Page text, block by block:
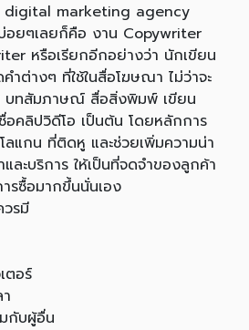
digital marketing agency
อยๆเลยก็คือ งาน Copywriter
หรือเรียกอีกอย่างว่า นักเขียน
ต่างๆ ที่ใช้ในสื่อโฆษณา ไม่ว่าจะ
บทสัมภาษณ์ สื่อสิ่งพิมพ์ เขียน
อคลิปวิดีโอ เป็นต้น โดยหลักการ
แกน ที่ติดหู และช่วยเพิ่มความน่า
ละบริการ ให้เป็นที่จดจำของลูกค้า
รซื้อมากขึ้นนั่นเอง
รมี
ตอร์
กับผู้อื่น